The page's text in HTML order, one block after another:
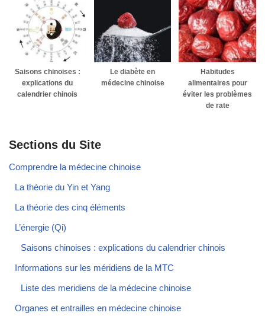
Saisons chinoises :
explications du
calendrier chinois
Le diabète en
médecine chinoise
Habitudes
alimentaires pour
éviter les problèmes
de rate
Sections du Site
Comprendre la médecine chinoise
La théorie du Yin et Yang
La théorie des cinq éléments
L’énergie (Qi)
Saisons chinoises : explications du calendrier chinois
Informations sur les méridiens de la MTC
Liste des meridiens de la médecine chinoise
Organes et entrailles en médecine chinoise